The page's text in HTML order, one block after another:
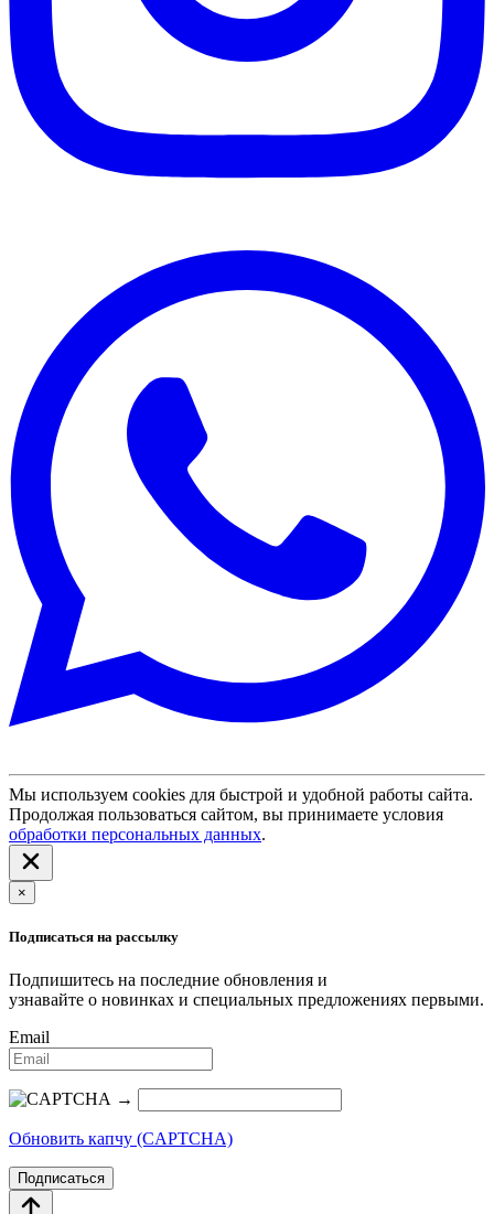
Мы используем cookies для быстрой и удобной работы сайта.
Продолжая пользоваться сайтом, вы принимаете условия
обработки персональных данных.
×
Подписаться на рассылку
Подпишитесь на последние обновления и
узнавайте о новинках и специальных предложениях первыми.
Email
→
Обновить капчу (CAPTCHA)
Подписаться